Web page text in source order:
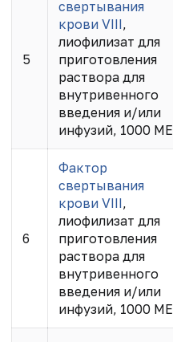
5
свертывания
крови VIII,
лиофилизат для
приготовления
раствора для
внутривенного
введения и/или
инфузий, 1000 МЕ
6
Фактор
свертывания
крови VIII,
лиофилизат для
приготовления
раствора для
внутривенного
введения и/или
инфузий, 1000 МЕ